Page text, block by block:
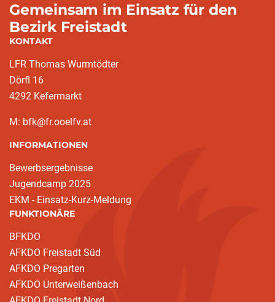
Gemeinsam im Einsatz für den
Bezirk Freistadt
KONTAKT
LFR Thomas Wurmtödter
Dörfl 16
4292 Kefermarkt
M: bfk@fr.ooelfv.at
INFORMATIONEN
Bewerbsergebnisse
Jugendcamp 2025
EKM - Einsatz-Kurz-Meldung
FUNKTIONÄRE
BFKDO
AFKDO Freistadt Süd
AFKDO Pregarten
AFKDO Unterweißenbach